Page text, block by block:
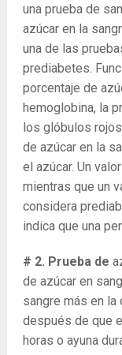
una prueba de
azúcar en la
una de las
prediabetes.
porcentaje de
hemoglobina, la
los glóbulos
de azúcar en la
el azúcar. Un
mientras que un
considera
indica que una
# 2. Prueba de
de azúcar en
sangre más en la
después de que
horas o ayuna